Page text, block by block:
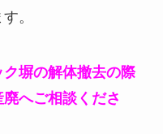
。
塀の解体撤去の際
へご相談くださ